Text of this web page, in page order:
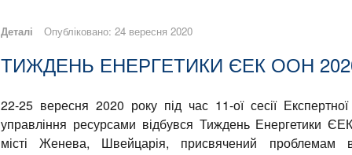
Деталі Опубліковано: 24 вересня 2020
ТИЖДЕНЬ ЕНЕРГЕТИКИ ЄЕК ООН
22-25 вересня 2020 року під час 11-ої сесії
управління ресурсами відбувся Тиждень Енергетики
місті Женева, Швейцарія, присвячений проблемам